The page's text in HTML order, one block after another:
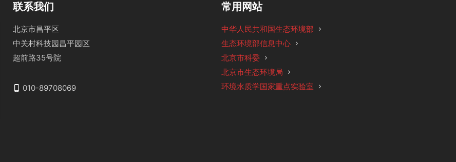
联系我们
北京市昌平区
中关村科技园昌平园区
超前路35号院
010-89708069
常用网站
中华人民共和国生态环境部
生态环境部信息中心
北京市科委
北京市生态环境局
环境水质学国家重点实验室